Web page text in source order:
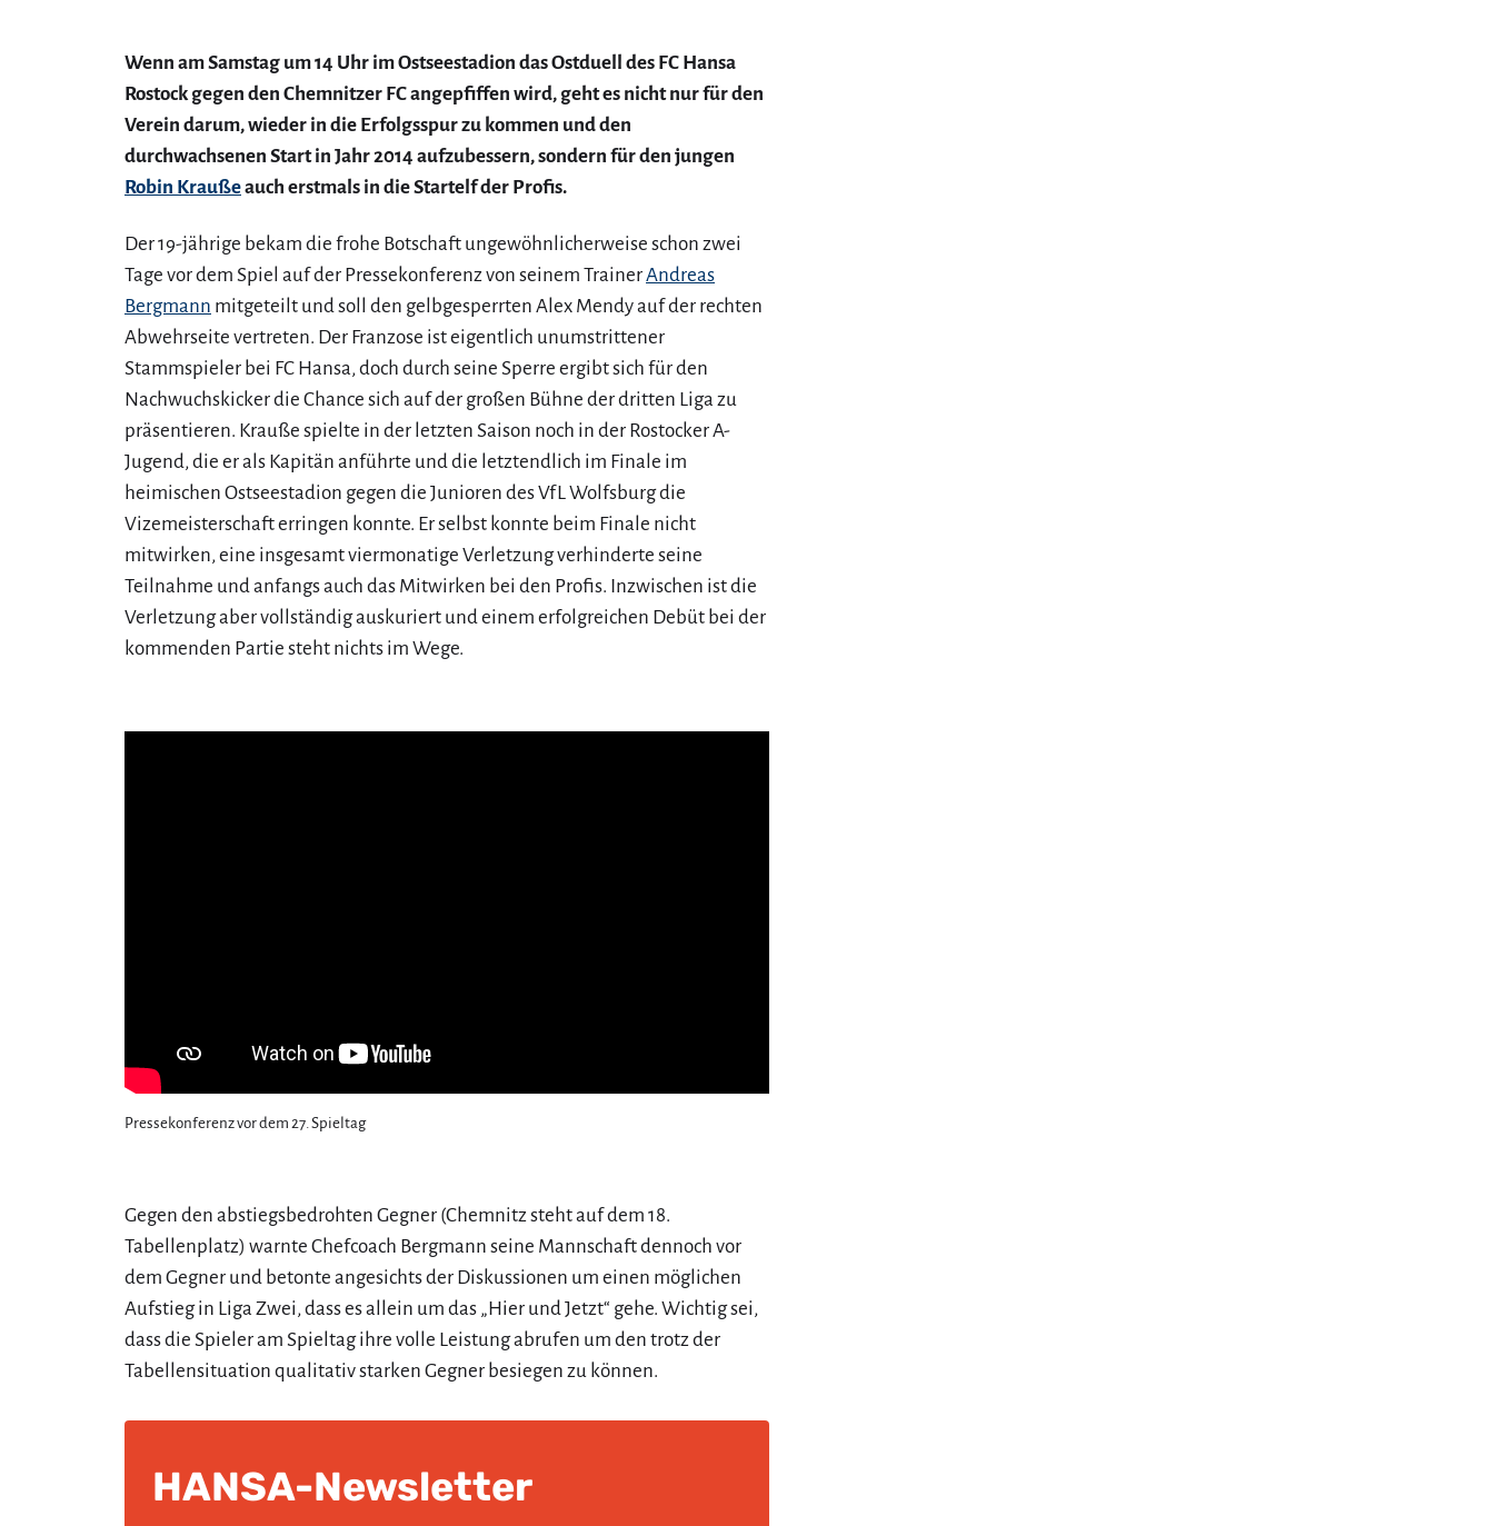
Wenn am Samstag um 14 Uhr im Ostseestadion das Ostduell des FC Hansa
Rostock gegen den Chemnitzer FC angepfiffen wird, geht es nicht nur für den
Verein darum, wieder in die Erfolgsspur zu kommen und den
durchwachsenen Start in Jahr 2014 aufzubessern, sondern für den jungen
Robin Kraußeauch erstmals in die Startelf der Profis.
Der 19-jährige bekam die frohe Botschaft ungewöhnlicherweise schon zwei
Tage vor dem Spiel auf der Pressekonferenz von seinem TrainerAndreas
Bergmann mitgeteilt und soll den gelbgesperrten Alex Mendy auf der rechten
Abwehrseite vertreten. Der Franzose ist eigentlich unumstrittener
Stammspieler bei FC Hansa, doch durch seine Sperre ergibt sich für den
Nachwuchskicker die Chance sich auf der großen Bühne der dritten Liga zu
präsentieren. Krauße spielte in der letzten Saison noch in der Rostocker A-
Jugend, die er als Kapitän anführte und die letztendlich im Finale im
heimischen Ostseestadion gegen die Junioren des VfL Wolfsburg die
Vizemeisterschaft erringen konnte. Er selbst konnte beim Finale nicht
mitwirken, eine insgesamt viermonatige Verletzung verhinderte seine
Teilnahme und anfangs auch das Mitwirken bei den Profis. Inzwischen ist die
Verletzung aber vollständig auskuriert und einem erfolgreichen Debüt bei der
kommenden Partie steht nichts im Wege.
Pressekonferenz vor dem 27. Spieltag
Gegen den abstiegsbedrohten Gegner (Chemnitz steht auf dem 18.
Tabellenplatz) warnte Chefcoach Bergmann seine Mannschaft dennoch vor
dem Gegner und betonte angesichts der Diskussionen um einen möglichen
Aufstieg in Liga Zwei, dass es allein um das „Hier und Jetzt“ gehe. Wichtig sei,
dass die Spieler am Spieltag ihre volle Leistung abrufen um den trotz der
Tabellensituation qualitativ starken Gegner besiegen zu können.
HANSA-Newsletter